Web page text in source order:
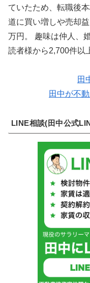
ていたため、転職後
道に買い増しや売却
万円。 趣味は仲人、
読者様から2,700件以
田
田中が不
LINE相談(田中公式